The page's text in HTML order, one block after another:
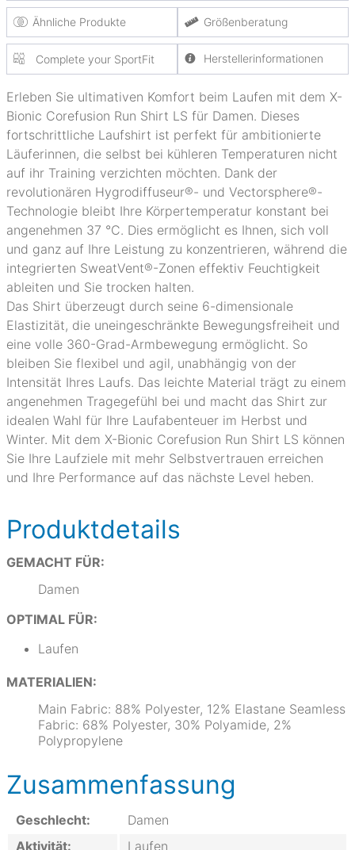
Ähnliche Produkte Größenberatung
Complete your SportFit Herstellerinformationen
Erleben Sie ultimativen Komfort beim Laufen mit dem X-
Bionic Corefusion Run Shirt LS für Damen. Dieses
fortschrittliche Laufshirt ist perfekt für ambitionierte
Läuferinnen, die selbst bei kühleren Temperaturen nicht
auf ihr Training verzichten möchten. Dank der
revolutionären Hygrodiffuseur®- und Vectorsphere®-
Technologie bleibt Ihre Körpertemperatur konstant bei
angenehmen 37 °C. Dies ermöglicht es Ihnen, sich voll
und ganz auf Ihre Leistung zu konzentrieren, während die
integrierten SweatVent®-Zonen effektiv Feuchtigkeit
ableiten und Sie trocken halten.
Das Shirt überzeugt durch seine 6-dimensionale
Elastizität, die uneingeschränkte Bewegungsfreiheit und
eine volle 360-Grad-Armbewegung ermöglicht. So
bleiben Sie flexibel und agil, unabhängig von der
Intensität Ihres Laufs. Das leichte Material trägt zu einem
angenehmen Tragegefühl bei und macht das Shirt zur
idealen Wahl für Ihre Laufabenteuer im Herbst und
Winter. Mit dem X-Bionic Corefusion Run Shirt LS können
Sie Ihre Laufziele mit mehr Selbstvertrauen erreichen
und Ihre Performance auf das nächste Level heben.
Produktdetails
GEMACHT FÜR:
Damen
OPTIMAL FÜR:
Laufen
MATERIALIEN:
Main Fabric: 88% Polyester, 12% Elastane Seamless
Fabric: 68% Polyester, 30% Polyamide, 2%
Polypropylene
Zusammenfassung
Geschlecht:
Damen
Aktivität:
Laufen